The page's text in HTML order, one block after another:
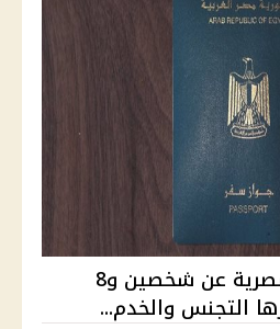
إسقاط الجنسية المصرية عن شخصين و8
التجنس والخدم...